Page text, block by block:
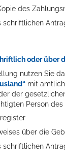
des
schriftlichen
oder über
nutzen Sie
mit
der
Person
über die
schriftlichen